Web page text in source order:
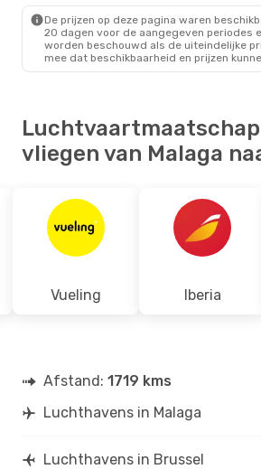
De prijzen op deze pagina waren
20 dagen voor de aangegeven periodes
worden beschouwd als de uiteindelijke
mee dat beschikbaarheid en prijzen
vliegen van Malaga
Vueling Iberia
Afstand: 1719 kms
Luchthavens in Malaga
Luchthavens in Brussel